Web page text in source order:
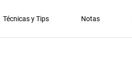
Técnicas y Tips Notas